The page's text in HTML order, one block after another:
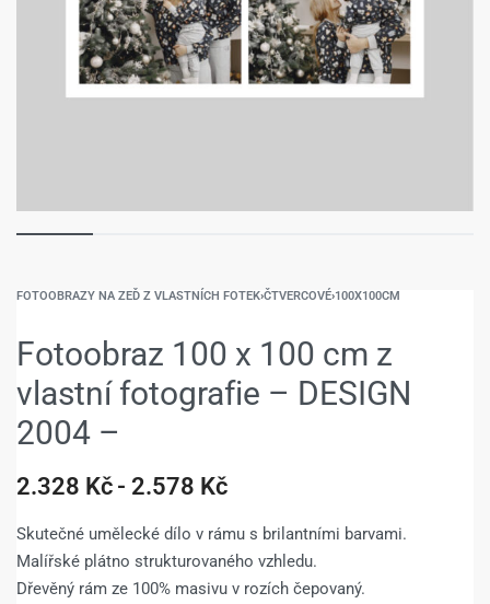
FOTOOBRAZY NA ZEĎ Z VLASTNÍCH FOTEK›ČTVERCOVÉ›100X100CM
Fotoobraz 100 x 100 cm z
vlastní fotografie – DESIGN
2004 –
2.328 Kč 2.578 Kč
Skutečné umělecké dílo v rámu s brilantními barvami.
Malířské plátno strukturovaného vzhledu.
Dřevěný rám ze 100% masivu v rozích čepovaný.